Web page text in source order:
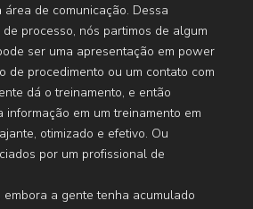
de comunicação. Dessa
processo, nós partimos de algum
ser uma apresentação em power
de procedimento ou um contato com
dá o treinamento, e então
informação em um treinamento em
otimizado e efetivo. Ou
por um profissional de
embora a gente tenha acumulado